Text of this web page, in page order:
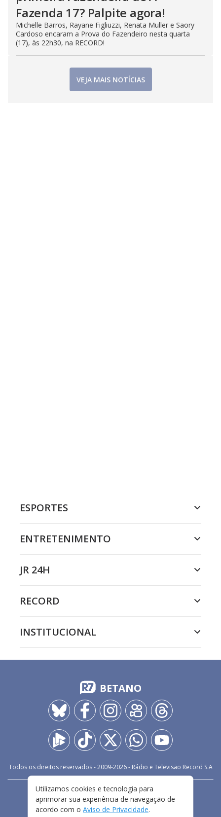
Fazenda 17? Palpite agora!
Michelle Barros, Rayane Figliuzzi, Renata Muller e Saory
Cardoso encaram a Prova do Fazendeiro nesta quarta
(17), às 22h30, na RECORD!
VEJA MAIS NOTÍCIAS
ESPORTES
ENTRETENIMENTO
JR 24H
RECORD
INSTITUCIONAL
BETANO
Todos os direitos reservados - 2009-2026- Rádio e Televisão Record S.A
FALE CONOSCO
PRIVACIDADE
TERMOS E CONDIÇÕES DE USO
Utilizamos cookies e tecnologia para
aprimorar sua experiência de navegação de
acordo com o Aviso de Privacidade.